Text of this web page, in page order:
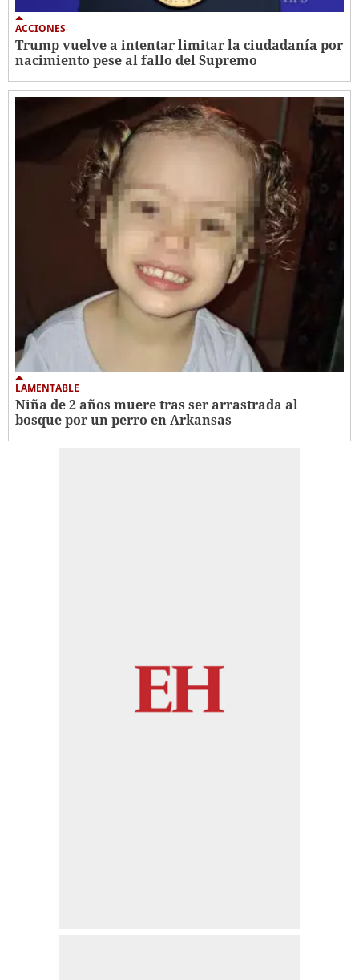
ACCIONES
Trump vuelve a intentar limitar la ciudadanía por
nacimiento pese al fallo del Supremo
LAMENTABLE
Niña de 2 años muere tras ser arrastrada al
bosque por un perro en Arkansas